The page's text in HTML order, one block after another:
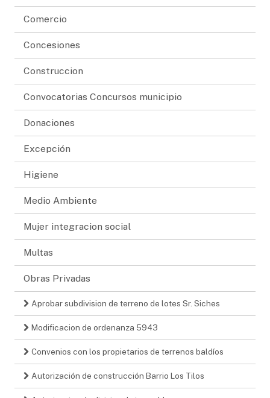
Comercio
Concesiones
Construccion
Convocatorias Concursos municipio
Donaciones
Excepción
Higiene
Medio Ambiente
Mujer integracion social
Multas
Obras Privadas
Aprobar subdivision de terreno de lotes Sr. Siches
Modificacion de ordenanza 5943
Convenios con los propietarios de terrenos baldíos
Autorización de construcción Barrio Los Tilos